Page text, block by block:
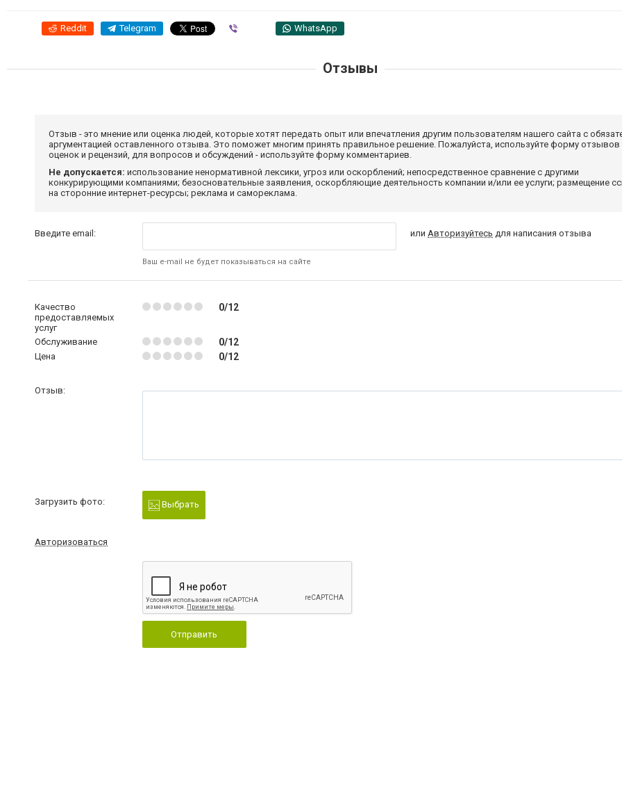
Reddit Telegram WhatsApp
Отзывы
Отзыв - это мнение или оценка людей, которые хотят передать опыт или впечатления другим пользователям нашего сайта с
аргументацией оставленного отзыва. Это поможет многим принять правильное решение. Пожалуйста, используйте форму отзывов
оценок и рецензий, для вопросов и обсуждений - используйте форму комментариев.
Не допускается: использование ненормативной лексики, угроз или оскорблений; непосредственное сравнение с другими
конкурирующими компаниями; безосновательные заявления, оскорбляющие деятельность компании и/или ее услуги; размещение
на сторонние интернет-ресурсы; реклама и самореклама.
Введите email:
Ваш e-mail не будет показываться на сайте
илиАвторизуйтесь для написания отзыва
Качество
предоставляемых
услуг
0/12
Обслуживание 0/12
Цена 0/12
Отзыв:
Загрузить фото: Выбрать
Авторизоваться
Отправить